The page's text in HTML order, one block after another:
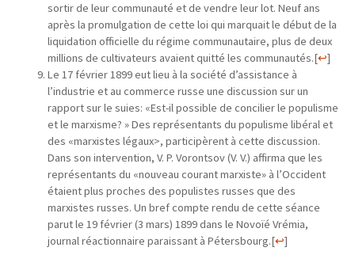
sortir de leur communauté et de vendre leur lot. Neuf ans
après la promulgation de cette loi qui marquait le début de la
liquidation officielle du régime communautaire, plus de deux
millions de cultivateurs avaient quitté les communautés.[↩]
Le 17 février 1899 eut lieu à la société d’assistance à
l’industrie et au commerce russe une discussion sur un
rapport sur le suies: «Est-il possible de concilier le populisme
et le marxisme? » Des représentants du populisme libéral et
des «marxistes légaux>, participèrent à cette discussion.
Dans son intervention, V. P. Vorontsov (V. V.) affirma que les
représentants du «nouveau courant marxiste» à l’Occident
étaient plus proches des populistes russes que des
marxistes russes. Un bref compte rendu de cette séance
parut le 19 février (3 mars) 1899 dans le Novoïé Vrémia,
journal réactionnaire paraissant à Pétersbourg.[↩]